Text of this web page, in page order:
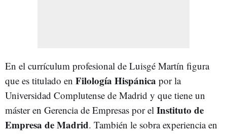
En el currículum profesional de Luisgé Martín figura
que es titulado en Filología Hispánica por la
Universidad Complutense de Madrid y que tiene un
máster en Gerencia de Empresas por el Instituto de
Empresa de Madrid. También le sobra experiencia en